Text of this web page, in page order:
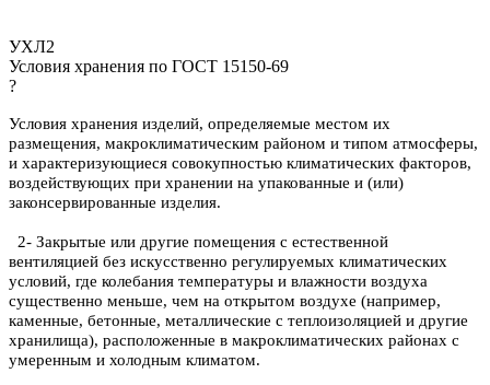
УХЛ2
Условия хранения по ГОСТ 15150-69
?
Условия хранения изделий, определяемые местом их
размещения, макроклиматическим районом и типом атмосферы,
и характеризующиеся совокупностью климатических факторов,
воздействующих при хранении на упакованные и (или)
законсервированные изделия.
2- Закрытые или другие помещения с естественной
вентиляцией без искусственно регулируемых климатических
условий, где колебания температуры и влажности воздуха
существенно меньше, чем на открытом воздухе (например,
каменные, бетонные, металлические с теплоизоляцией и другие
хранилища), расположенные в макроклиматических районах с
умеренным и холодным климатом.